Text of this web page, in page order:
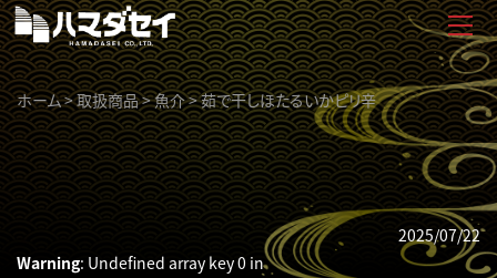
ホーム>取扱商品>魚介>茹で干しほたるいかピリ辛
Warning: Undefined array key 0 in
2025/07/22